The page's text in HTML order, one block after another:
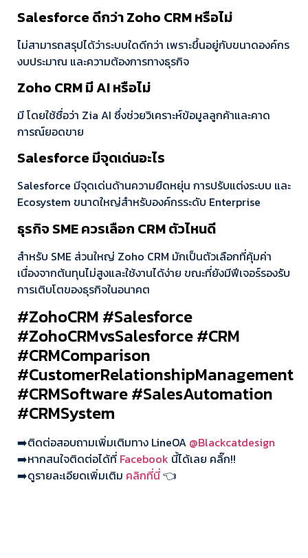
Salesforce ดีกว่า Zoho CRM หรือไม่
ไม่สามารถสรุปได้ว่าระบบใดดีกว่า เพราะขึ้นอยู่กับขนาดองค์กร
งบประมาณ และความต้องการทางธุรกิจ
Zoho CRM มี AI หรือไม่
มี โดยใช้ชื่อว่า Zia AI ซึ่งช่วยวิเคราะห์ข้อมูลลูกค้าและคาด
การณ์ยอดขาย
Salesforce มีจุดเด่นอะไร
Salesforce มีจุดเด่นด้านความยืดหยุ่น การปรับแต่งระบบ และ
Ecosystem ขนาดใหญ่สำหรับองค์กรระดับ Enterprise
ธุรกิจ SME ควรเลือก CRM ตัวไหนดี
สำหรับ SME ส่วนใหญ่ Zoho CRM มักเป็นตัวเลือกที่คุ้มค่า
เนื่องจากต้นทุนไม่สูงและใช้งานได้ง่าย ขณะที่ยังมีฟีเจอร์รองรับ
การเติบโตของธุรกิจในอนาคต
#ZohoCRM #Salesforce
#ZohoCRMvsSalesforce #CRM
#CRMComparison
#CustomerRelationshipManagement
#CRMSoftware #SalesAutomation
#CRMSystem
➡️ติดต่อสอบถามเพิ่มเติมทาง LineOA @Blackcatdesign
➡️หากสนใจติดต่อได้ที่ Facebook นี้ได้เลย คลิ๊ก!!
➡️ดูรายละเอียดเพิ่มเติม คลิกที่นี่👈